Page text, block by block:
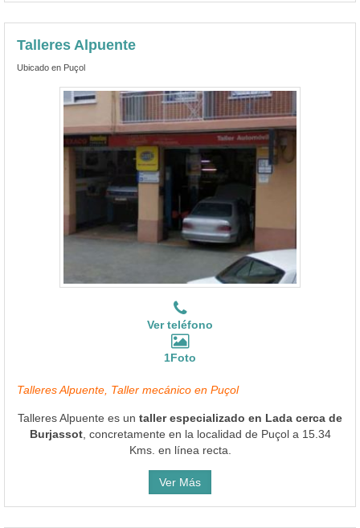
Talleres Alpuente
Ubicado en Puçol
Ver teléfono
1Foto
Talleres Alpuente, Taller mecánico en Puçol
Talleres Alpuente es un taller especializado en Lada cerca de
Burjassot, concretamente en la localidad de Puçol a 15.34
Kms. en línea recta.
Ver Más